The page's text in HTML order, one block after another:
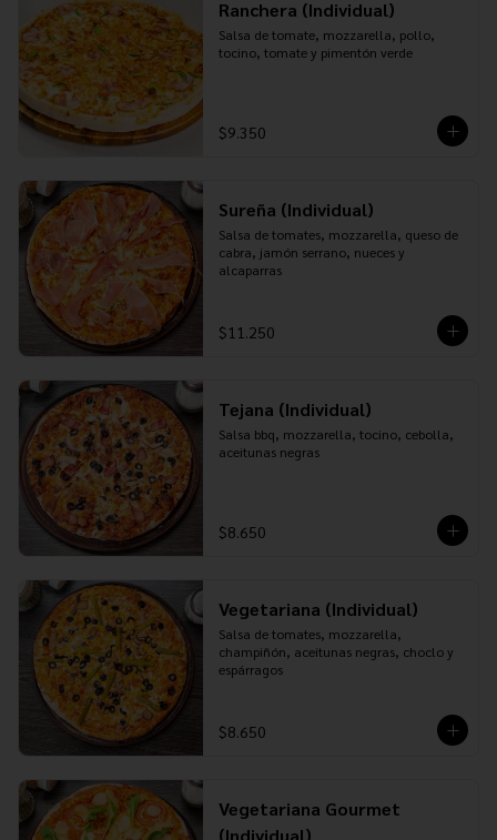
Ranchera (Individual)
Salsa de tomate, mozzarella, pollo,
tocino, tomate y pimentón verde
$9.350
Sureña (Individual)
Salsa de tomates, mozzarella, queso de
cabra, jamón serrano, nueces y
alcaparras
$11.250
Tejana (Individual)
Salsa bbq, mozzarella, tocino, cebolla,
aceitunas negras
$8.650
Vegetariana (Individual)
Salsa de tomates, mozzarella,
champiñón, aceitunas negras, choclo y
espárragos
$8.650
Vegetariana Gourmet
(Individual)